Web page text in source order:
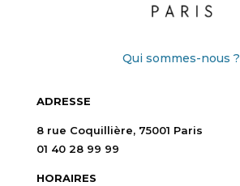
Qui sommes-nous ?
ADRESSE
8 rue Coquillière, 75001 Paris
01 40 28 99 99
HORAIRES